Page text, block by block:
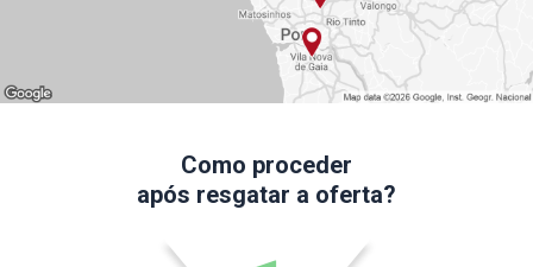
Como proceder
após resgatar a oferta?